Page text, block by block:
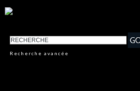
Recherche avancée